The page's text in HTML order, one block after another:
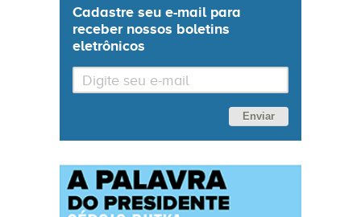
Cadastre seu e-mailpara
receber nossos boletins
eletrônicos
Enviar